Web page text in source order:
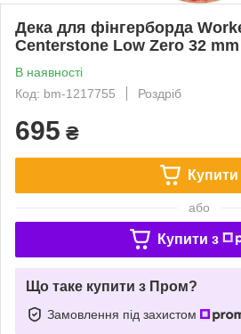
Дека для фінгерборда
Centerstone Low Zero 32 mm
В наявності
Код: bm-1217755
Роздріб
695 ₴
Купити
або
Купити з
Що таке купити з Пром?
Замовлення під захистом